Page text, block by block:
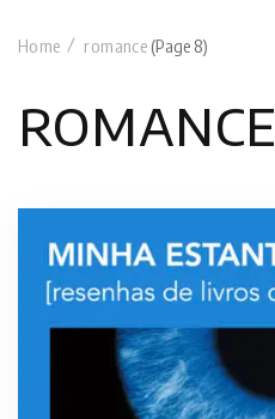
Home romance(Page 8)
romance